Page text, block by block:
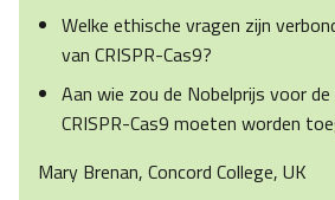
Welke ethische vragen zijn
van CRISPR-Cas9?
Aan wie zou de Nobelprijs voor
CRISPR-Cas9 moeten worden
Mary Brenan, Concord College, UK